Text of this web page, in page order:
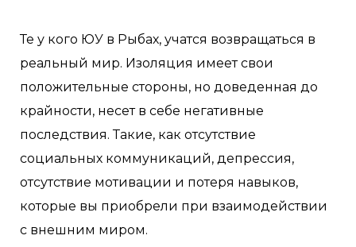
Те у кого ЮУ в Рыбах, учатся возвращаться в
реальный мир. Изоляция имеет свои
положительные стороны, но доведенная до
крайности, несет в себе негативные
последствия. Такие, как отсутствие
социальных коммуникаций, депрессия,
отсутствие мотивации и потеря навыков,
которые вы приобрели при взаимодействии
с внешним миром.